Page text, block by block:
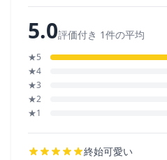
5.0評価付き 1件の平均
★5
★4
★3
★2
★1
終始可愛い